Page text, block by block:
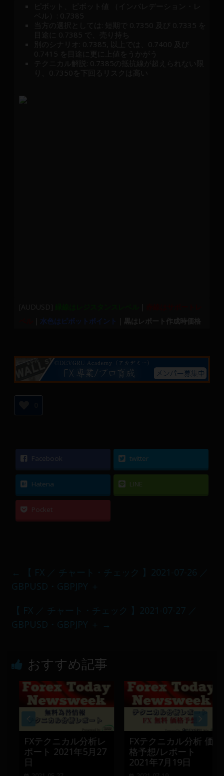
ピボット、ピボット値 （インバレデーション・レ
ベル）: 0.7385
当方の選択としては: 短期で 0.7350 及び 0.7335 を
目途に 0.7385 で、売り持ち
別のシナリオ: 0.7385, 以上では、0.7400 及び
0.7415 を目途に更に上値をうかがう
テクニカル解説: 0.7385の抵抗線が超えられない限
り、0.7350を下回るリスクは高い
[AUDUSD]
｜水色はピボットポイント ｜黒はレポート作成時価格
Facebook twitter
Hatena LINE
Pocket
←
【 FX ／ チャート・チェック 】2021-07-26 ／
GBPUSD・GBPJPY ＋
【 FX ／ チャート・チェック 】2021-07-27 ／
GBPUSD・GBPJPY ＋
→
おすすめ記事
FXテクニカル分析レ
ポート 2021年5月27
日
FXテクニカル分析 価
格予想/レポート
2021年7月19日